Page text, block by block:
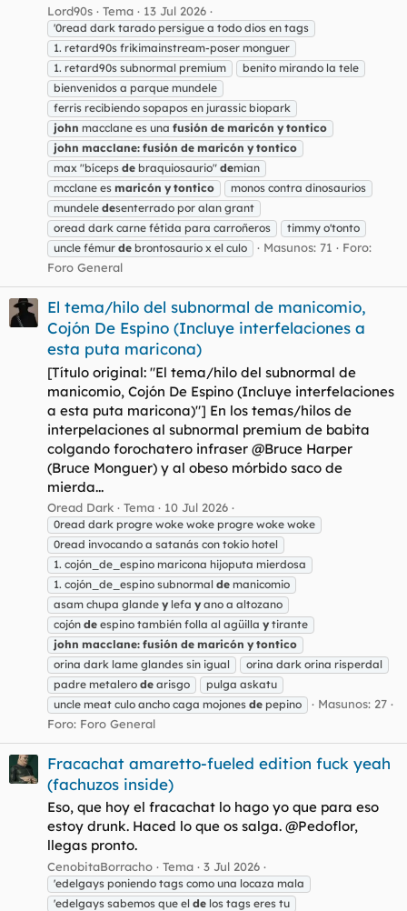
Lord90s Tema 13 Jul 2026
'0read dark tarado persigue a todo dios en tags
1. retard90s frikimainstream-poser monguer
1. retard90s subnormal premium
benito mirando la tele
bienvenidos a parque mundele
ferris recibiendo sopapos en jurassic biopark
john macclane es una fusión de maricón y tontico
john macclane: fusión de maricón y tontico
max "bíceps de braquiosaurio" demian
mcclane es maricón y tontico
monos contra dinosaurios
mundele desenterrado por alan grant
oread dark carne fétida para carroñeros
timmy o'tonto
uncle fémur de brontosaurio x el culo Masunos: 71
Foro:
Foro General
El tema/hilo del subnormal de manicomio,
Cojón De Espino (Incluye interfelaciones a
esta puta maricona)
[Título original: "El tema/hilo del subnormal de
manicomio, Cojón De Espino (Incluye interfelaciones
a esta puta maricona)"] En los temas/hilos de
interpelaciones al subnormal premium de babita
colgando forochatero infraser @Bruce Harper
(Bruce Monguer) y al obeso mórbido saco de
mierda...
Oread Dark Tema 10 Jul 2026
0read dark progre woke woke progre woke woke
0read invocando a satanás con tokio hotel
1. cojón_de_espino maricona hijoputa mierdosa
1. cojón_de_espino subnormal de manicomio
asam chupa glande y lefa y ano a altozano
cojón de espino también folla al agüilla y tirante
john macclane: fusión de maricón y tontico
orina dark lame glandes sin igual
orina dark orina risperdal
padre metalero de arisgo
pulga askatu
uncle meat culo ancho caga mojones de pepino
Masunos: 27
Foro: Foro General
Fracachat amaretto-fueled edition fuck yeah
(fachuzos inside)
Eso, que hoy el fracachat lo hago yo que para eso
estoy drunk. Haced lo que os salga. @Pedoflor,
llegas pronto.
CenobitaBorracho Tema 3 Jul 2026
'edelgays poniendo tags como una locaza mala
'edelgays sabemos que el de los tags eres tu